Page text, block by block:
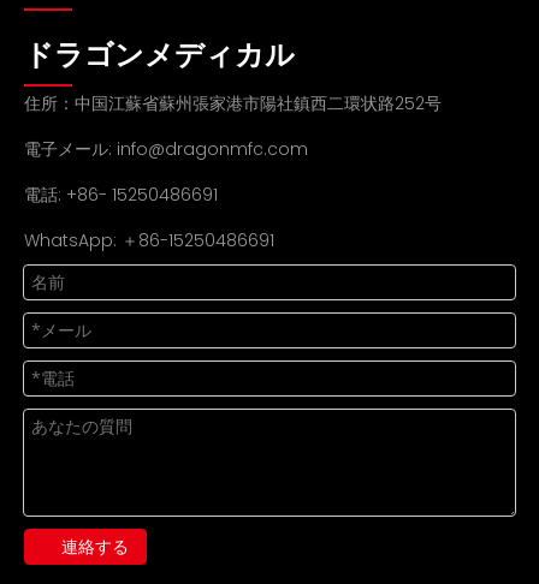
ドラゴンメディカル
住所：中国江蘇省蘇州張家港市陽社鎮西二環状路252号
電子メール: info@dragonmfc.com
電話: +86- 15250486691
WhatsApp: ＋86-15250486691
連絡する